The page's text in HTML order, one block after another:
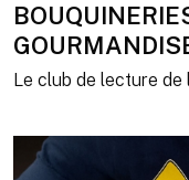
Le club de lecture de